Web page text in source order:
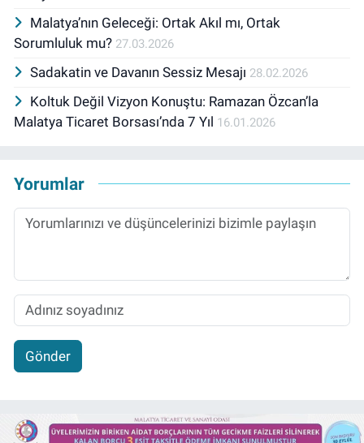
Malatya’nın Geleceği: Ortak Akıl mı, Ortak
Sorumluluk mu? 27.03.2026
Sadakatin ve Davanın Sessiz Mesajı 28.02.2026
Koltuk Değil Vizyon Konuştu: Ramazan Özcan’la
Malatya Ticaret Borsası’nda 7 Yıl 16.01.2026
Yorumlar
Gönder